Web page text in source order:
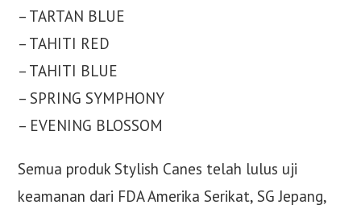
– TARTAN BLUE
– TAHITI RED
– TAHITI BLUE
– SPRING SYMPHONY
– EVENING BLOSSOM
Semua produk Stylish Canes telah lulus uji
keamanan dari FDA Amerika Serikat, SG Jepang,